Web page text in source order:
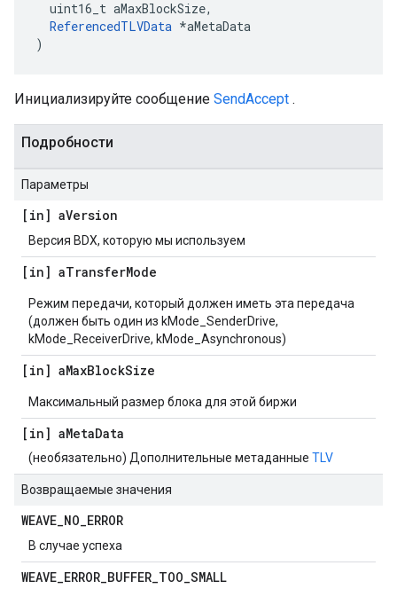
  uint16_t aMaxBlockSize,
ReferencedTLVData *aMetaData
)
Инициализируйте сообщение SendAccept .
Подробности
Параметры
[in] aVersion
Версия BDX, которую мы используем
[in] aTransferMode
Режим передачи, который должен иметь эта передача
(должен быть один из kMode_SenderDrive,
kMode_ReceiverDrive, kMode_Asynchronous)
[in] aMaxBlockSize
Максимальный размер блока для этой биржи
[in] aMetaData
(необязательно) Дополнительные метаданные TLV
Возвращаемые значения
WEAVE_NO_ERROR
В случае успеха
WEAVE_ERROR_BUFFER_TOO_SMALL